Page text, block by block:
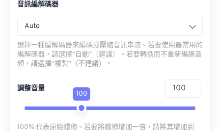
音訊編解碼器
Auto
選擇一種編解碼器來編碼或壓縮音訊串流。若要使用最常用的
編解碼器，請選擇“自動”（建議）。若要轉換而不重新編碼音
頻，請選擇“複製”（不建議）。
調整音量
100
100% 代表原始體積。若要將體積增加一倍，請將其增加到